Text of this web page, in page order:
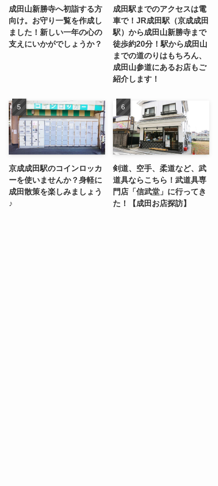
成田山新勝寺へ初詣する方
向け。お守り一覧を作成し
ました！新しい一年の心の
支えにいかがでしょうか？
成田駅までのアクセスは電
車で！JR成田駅（京成成田
駅）から成田山新勝寺まで
徒歩約20分！駅から成田山
までの道のりはもちろん、
成田山参道にあるお店もご
紹介します！
京成成田駅のコインロッカ
ーを使いませんか？身軽に
成田散策を楽しみましょう
♪
剣道、空手、柔道など、武
道具ならこちら！武道具専
門店「信武堂」に行ってき
た！【成田お店探訪】